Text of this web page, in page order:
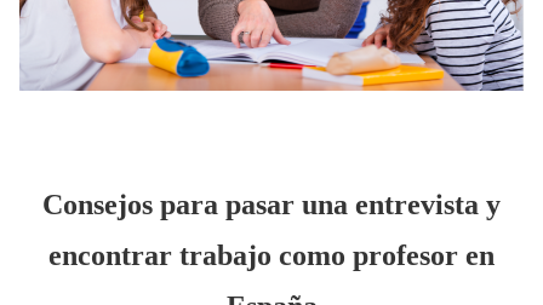
Consejos para pasar una entrevista y
encontrar trabajo como profesor en